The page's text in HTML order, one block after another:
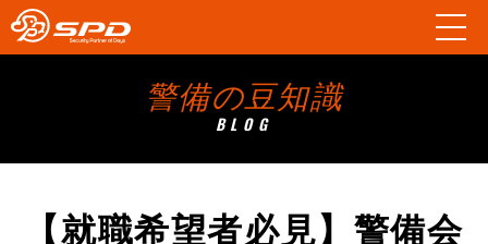
警備の豆知識
BLOG
【就職希望者必見】警備会